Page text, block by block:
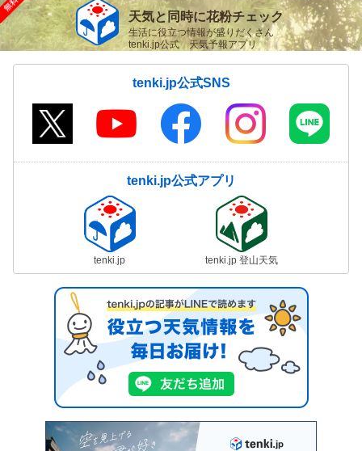
天気と同時に花粉チェック
生活に役立つ情報が盛りだくさん
tenki.jp公式 天気予報アプリ
tenki.jp公式SNS
tenki.jp公式アプリ
tenki.jp tenki.jp 登山天気